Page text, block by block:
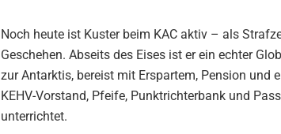
Noch heute ist Kuster beim KAC aktiv – als
Geschehen. Abseits des Eises ist er ein echter
zur Antarktis, bereist mit Erspartem, Pension und
KEHV-Vorstand, Pfeife, Punktrichterbank und
unterrichtet.